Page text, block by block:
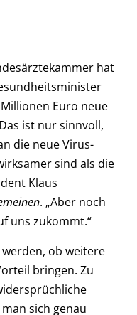
hat
Euro neue
ist nur sinnvoll,
die neue Virus-
sind als die
Klaus
. „Aber noch
uns zukommt.“
ob weitere
bringen. Zu
sich genau